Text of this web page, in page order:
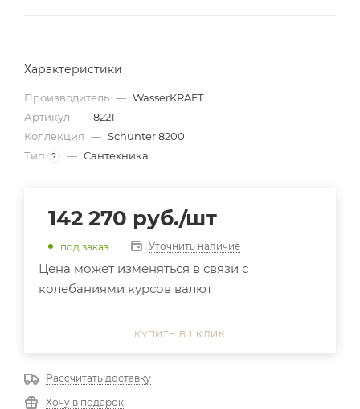
Характеристики
Производитель — WasserKRAFT
Артикул — 8221
Коллекция — Schunter 8200
Тип
? — Сантехника
142 270 руб./шт
под заказ Уточнить наличие
Цена может изменяться в связи с
колебаниями курсов валют
КУПИТЬ В 1 КЛИК
Рассчитать доставку
Хочу в подарок